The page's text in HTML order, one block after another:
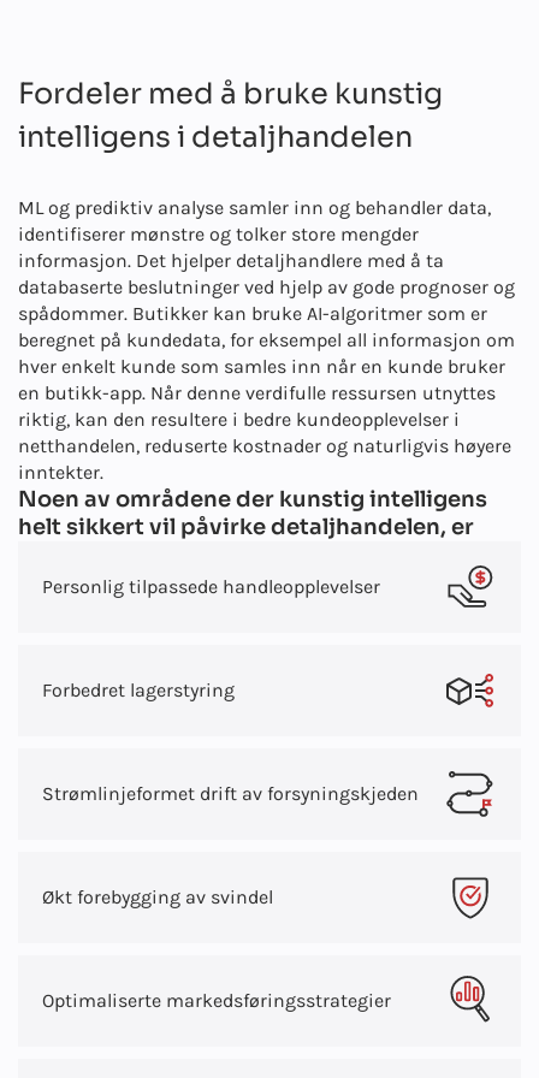
Fordeler med å bruke kunstig
intelligens i detaljhandelen
ML og prediktiv analyse samler inn og behandler data,
identifiserer mønstre og tolker store mengder
informasjon. Det hjelper detaljhandlere med å ta
databaserte beslutninger ved hjelp av gode prognoser og
spådommer. Butikker kan bruke AI-algoritmer som er
beregnet på kundedata, for eksempel all informasjon om
hver enkelt kunde som samles inn når en kunde bruker
en butikk-app. Når denne verdifulle ressursen utnyttes
riktig, kan den resultere i bedre kundeopplevelser i
netthandelen, reduserte kostnader og naturligvis høyere
inntekter.
Noen av områdene der kunstig intelligens
helt sikkert vil påvirke detaljhandelen, er
Personlig tilpassede handleopplevelser
Forbedret lagerstyring
Strømlinjeformet drift av forsyningskjeden
Økt forebygging av svindel
Optimaliserte markedsføringsstrategier